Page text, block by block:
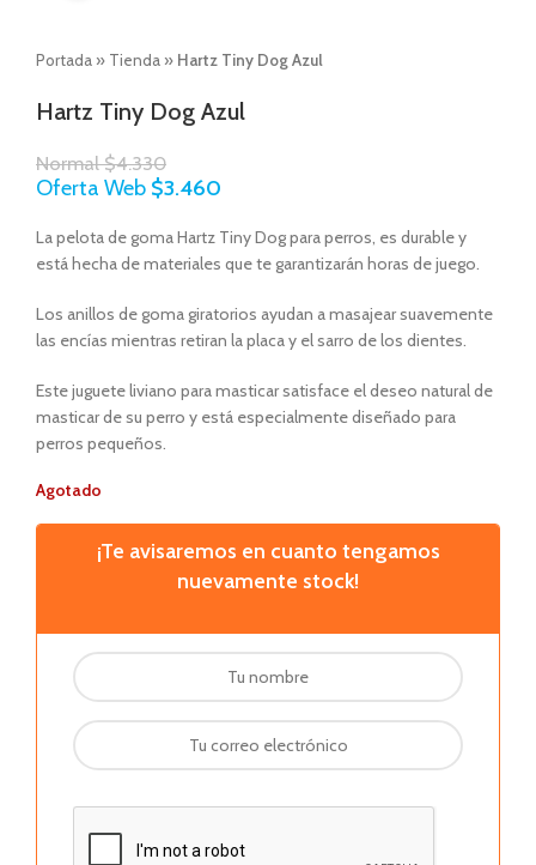
Portada » Tienda » Hartz Tiny Dog Azul
Hartz Tiny Dog Azul
Normal$4.330
Oferta Web $3.460
La pelota de goma Hartz Tiny Dog para perros, es durable y
está hecha de materiales que te garantizarán horas de juego.
Los anillos de goma giratorios ayudan a masajear suavemente
las encías mientras retiran la placa y el sarro de los dientes.
Este juguete liviano para masticar satisface el deseo natural de
masticar de su perro y está especialmente diseñado para
perros pequeños.
Agotado
¡Te avisaremos en cuanto tengamos
nuevamente stock!